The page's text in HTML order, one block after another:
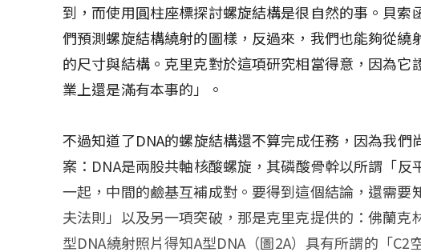
到，而使用圓柱座標探討螺旋結構是很自然的事。貝索
們預測螺旋結構繞射的圖樣，反過來，我們也能夠從繞
的尺寸與結構。克里克對於這項研究相當得意，因為它
業上還是滿有本事的」。
不過知道了DNA的螺旋結構還不算完成任務，因為我們
案：DNA是兩股共軸核酸螺旋，其磷酸骨幹以所謂「反
一起，中間的鹼基互補成對。要得到這個結論，還需要
夫法則」以及另一項突破，那是克里克提供的：佛蘭克
型DNA繞射照片得知A型DNA（圖2A）具有所謂的「C2